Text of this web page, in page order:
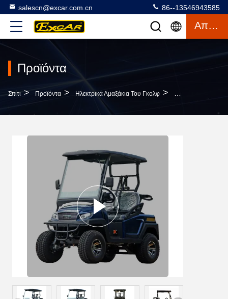
salescn@excar.com.cn 86--13546943585
Απόσπασμα
Προϊόντα
Σπίτι > Προϊόντα > Ηλεκτρικά Αμαξάκια Του Γκολφ > EXCAR 2 Μικρό